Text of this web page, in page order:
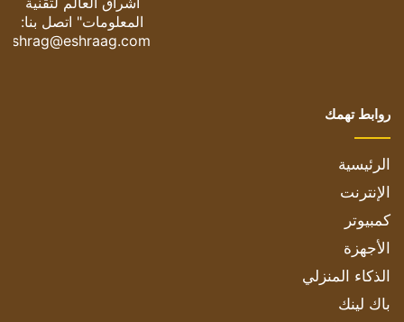
المعلومات" اتصل بنا:
eshrag@eshraag.com
روابط تهمك
الرئيسية
الإنترنت
كمبيوتر
الأجهزة
الذكاء المنزلي
باك لينك